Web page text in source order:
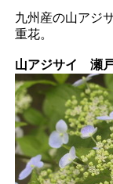
九州産の山アジ
重花。
山アジサイ 瀬